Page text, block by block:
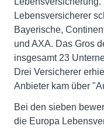
Lebensversicherer
Bayerische,
und AXA. Das Gros
insgesamt 23
Drei Versicherer
Anbieter kam über
Bei den sieben
die Europa